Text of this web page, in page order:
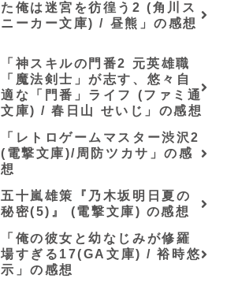
た俺は迷宮を彷徨う2 (角川ス
ニーカー文庫) / 昼熊」の感想
「神スキルの門番2 元英雄職
「魔法剣士」が志す、悠々自
適な「門番」ライフ (ファミ通
文庫) / 春日山 せいじ」の感想
「レトロゲームマスター渋沢2
(電撃文庫)/周防ツカサ」の感
想
五十嵐雄策『乃木坂明日夏の
秘密(5)』 (電撃文庫) の感想
「俺の彼女と幼なじみが修羅
場すぎる17(GA文庫) / 裕時悠
示」の感想